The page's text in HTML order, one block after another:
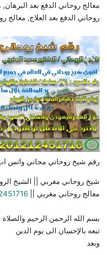
معالج روحاني الدفع بعد
روحاني الدفع بعد العلاج, معالج
رقم شيخ روحاني مجاني واتس
شيخ روحاني مغربي || الشيخ
معالج روحاني مغربي ||
بسم الله الرحمن الرحيم
تبعه بالإحسان الى يوم الدين
وبعد